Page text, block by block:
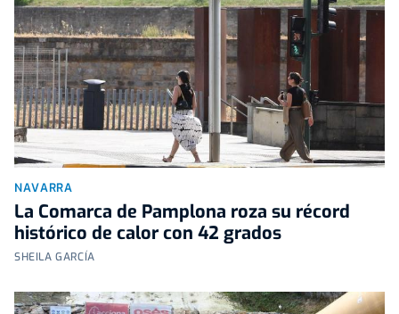
NAVARRA
La Comarca de Pamplona roza su récord
histórico de calor con 42 grados
SHEILA GARCÍA